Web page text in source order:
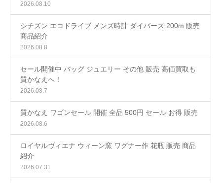
2026.08.10
シチズン エコドライブ メンズ時計 ダイバーズ 200m 販売
商品紹介
2026.08.8
セール開催中 バッグ ジュエリー その他 販売 高価買取も
質かなえへ！
2026.08.7
質かなえ ワゴンセール 開催 全品 500円 セール お得 販売
2026.08.6
ロイヤルヴィエナ ウィーン窯 ワグナー作 花瓶 販売 商品
紹介
2026.07.31